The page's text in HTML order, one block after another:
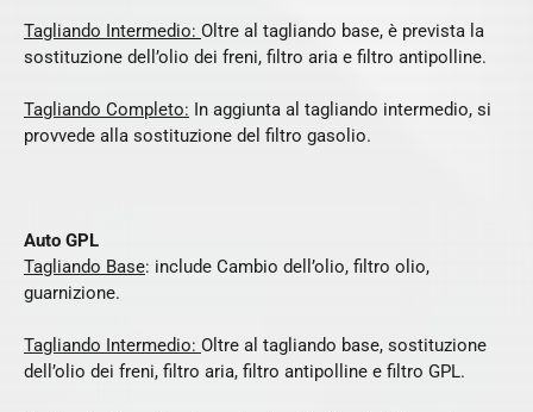
Tagliando Intermedio: Oltre al tagliando base, è prevista la
sostituzione dell’olio dei freni, filtro aria e filtro antipolline.
Tagliando Completo: In aggiunta al tagliando intermedio, si
provvede alla sostituzione del filtro gasolio.
Auto GPL
Tagliando Base: include Cambio dell’olio, filtro olio,
guarnizione.
Tagliando Intermedio: Oltre al tagliando base, sostituzione
dell’olio dei freni, filtro aria, filtro antipolline e filtro GPL.